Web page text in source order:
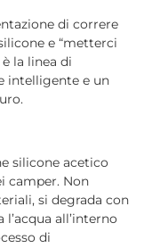
di correre
e “metterci
è la linea di
intelligente e un
silicone acetico
camper. Non
si degrada con
all’interno
di